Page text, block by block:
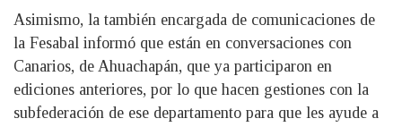
Asimismo, la también encargada de comunicaciones de
la Fesabal informó que están en conversaciones con
Canarios, de Ahuachapán, que ya participaron en
ediciones anteriores, por lo que hacen gestiones con la
subfederación de ese departamento para que les ayude a